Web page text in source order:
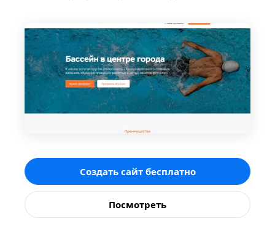
Создать сайт бесплатно
Посмотреть